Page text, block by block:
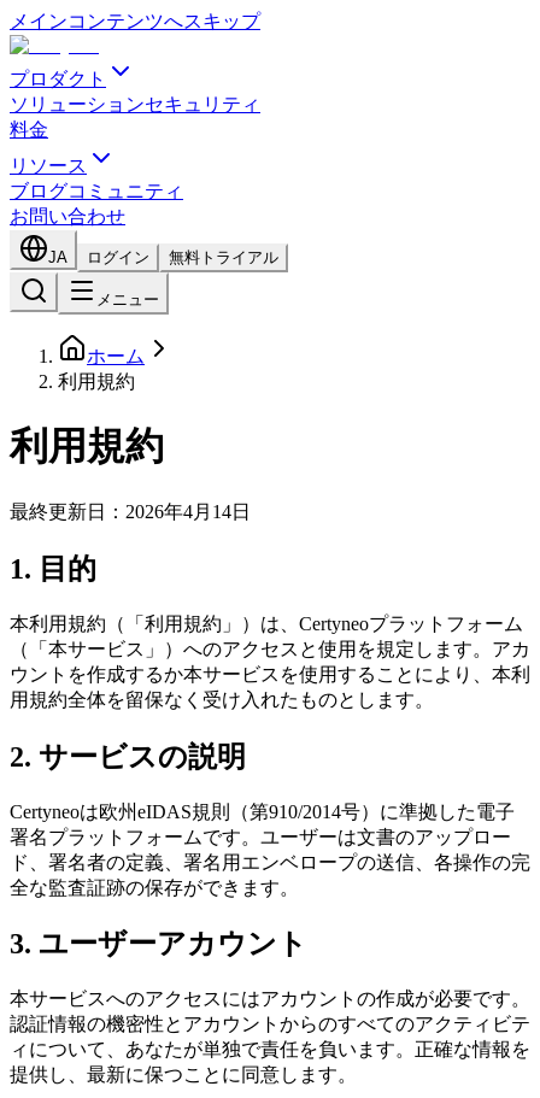
メインコンテンツへスキップ
プロダクト
ソリューションセキュリティ
料金
リソース
ブログコミュニティ
お問い合わせ
JA ログイン 無料トライアル
メニュー
ホーム
利用規約
利用規約
最終更新日：2026年4月14日
1. 目的
本利用規約（「利用規約」）は、Certyneoプラットフォーム
（「本サービス」）へのアクセスと使用を規定します。アカ
ウントを作成するか本サービスを使用することにより、本利
用規約全体を留保なく受け入れたものとします。
2. サービスの説明
Certyneoは欧州eIDAS規則（第910/2014号）に準拠した電子
署名プラットフォームです。ユーザーは文書のアップロー
ド、署名者の定義、署名用エンベロープの送信、各操作の完
全な監査証跡の保存ができます。
3. ユーザーアカウント
本サービスへのアクセスにはアカウントの作成が必要です。
認証情報の機密性とアカウントからのすべてのアクティビテ
ィについて、あなたが単独で責任を負います。正確な情報を
提供し、最新に保つことに同意します。